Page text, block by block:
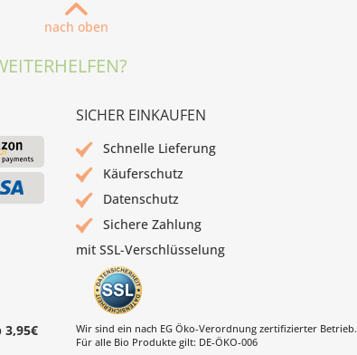
nach oben
3,95€
SICHER EINKAUFEN
Schnelle Lieferung
Käuferschutz
Datenschutz
Sichere Zahlung
mit SSL-Verschlüsselung
Wir sind ein nach EG Öko-Verordnung zertifizierter Betrieb.
Für alle Bio Produkte gilt: DE-ÖKO-006